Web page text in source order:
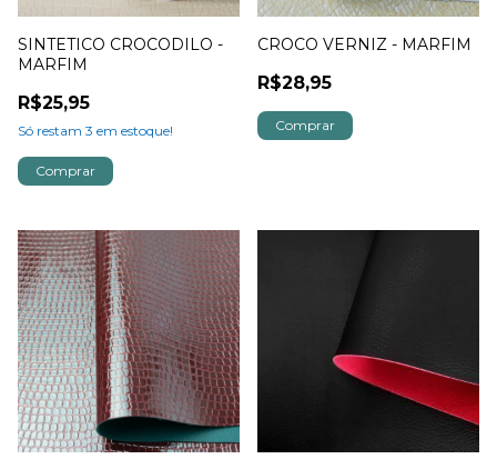
SINTETICO CROCODILO -
MARFIM
R$25,95
Só restam 3 em estoque!
CROCO VERNIZ - MARFIM
R$28,95